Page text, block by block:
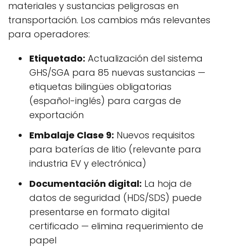
materiales y sustancias peligrosas en
transportación. Los cambios más relevantes
para operadores:
Etiquetado: Actualización del sistema
GHS/SGA para 85 nuevas sustancias —
etiquetas bilingües obligatorias
(español-inglés) para cargas de
exportación
Embalaje Clase 9: Nuevos requisitos
para baterías de litio (relevante para
industria EV y electrónica)
Documentación digital: La hoja de
datos de seguridad (HDS/SDS) puede
presentarse en formato digital
certificado — elimina requerimiento de
papel